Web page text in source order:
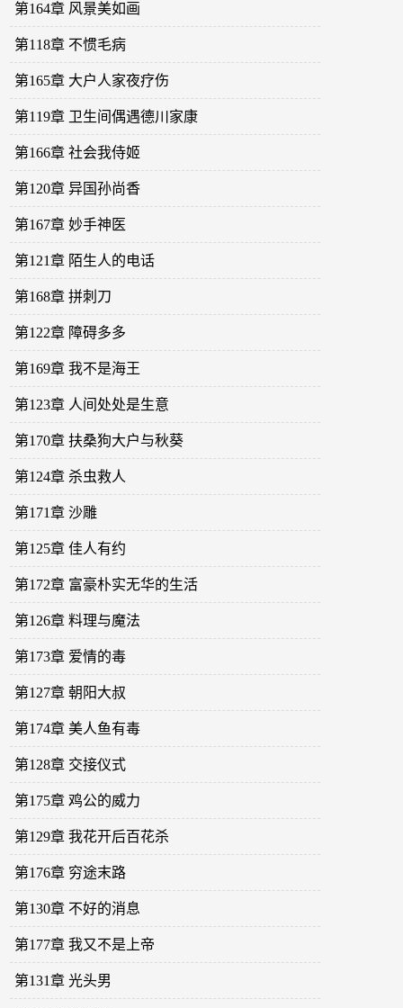
第164章 风景美如画
第118章 不惯毛病
第165章 大户人家夜疗伤
第119章 卫生间偶遇德川家康
第166章 社会我侍姬
第120章 异国孙尚香
第167章 妙手神医
第121章 陌生人的电话
第168章 拼刺刀
第122章 障碍多多
第169章 我不是海王
第123章 人间处处是生意
第170章 扶桑狗大户与秋葵
第124章 杀虫救人
第171章 沙雕
第125章 佳人有约
第172章 富豪朴实无华的生活
第126章 料理与魔法
第173章 爱情的毒
第127章 朝阳大叔
第174章 美人鱼有毒
第128章 交接仪式
第175章 鸡公的威力
第129章 我花开后百花杀
第176章 穷途末路
第130章 不好的消息
第177章 我又不是上帝
第131章 光头男